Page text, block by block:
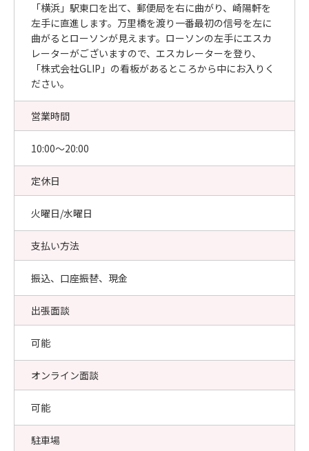
「横浜」駅東口を出て、郵便局を右に曲がり、崎陽軒を
左手に直進します。万里橋を渡り一番最初の信号を左に
曲がるとローソンが見えます。ローソンの左手にエスカ
レーターがございますので、エスカレーターを登り、
「株式会社GLIP」の看板があるところから中にお入りく
ださい。
営業時間
10:00〜20:00
定休日
火曜日/水曜日
支払い方法
振込、口座振替、現金
出張面談
可能
オンライン面談
可能
駐車場